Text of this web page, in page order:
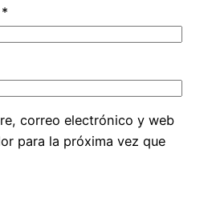
*
correo electrónico y web
para la próxima vez que